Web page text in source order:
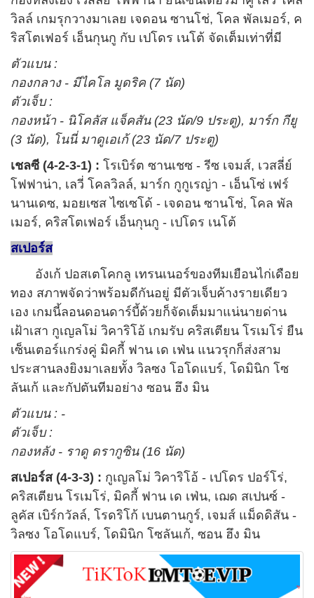
วิลล์ เกมรุกวางมาเลย เจดอน ซานโช่, โคล พัลเมอร์, ค
ริสโตเฟอร์ เอ็นกุนกู กับ เปโดร เนโต้ จัดเต็มเท่าที่มี
ตัวแบน :
กองกลาง - มีไคโล มูดริค (7 นัด)
ตัวเจ็บ :
กองหน้า - นิโคลัส แจ็คสัน (23 นัด/9 ประตู), มาร์ก กียู
(3 นัด), โนนี่ มาดูเอเก้ (23 นัด/7 ประตู)
เชลซี (4-2-3-1) : โรเบิร์ต ซานเชซ - รีซ เจมส์, เวสลี่ย์
โฟฟาน่า, เลวี่ โคลวิลล์, มาร์ก กูกูเรญ่า - เอ็นโซ่ เฟร์
นานเดซ, มอยเซส ไซเซโด้ - เจดอน ซานโช่, โคล พัล
เมอร์, คริสโตเฟอร์ เอ็นกุนกู - เปโดร เนโต้
สเปอร์ส
อังเก้ ปอสเตโคกลู เทรนเนอร์ของทีมเยือนไก่เดือย
ทอง สภาพจัดว่าพร้อมดีกันอยู่ มีตัวเจ็บค้างรายเดียว
เอง เกมนี้ลอนดอนดาร์บี้ด้วยก็จัดเต็มมาแน่นายด่าน
เฝ้าเสา กูเญลโม่ วิคาริโอ้ เกมรับ คริสเตียน โรเมโร่ ยืน
เซ็นเตอร์แกร่งคู่ มิคกี้ ฟาน เด เฟ่น แนวรุกก็ส่งสาม
ประสานลงยิงมาเลยทั้ง วิลซง โอโดแบร์, โดมินิก โซ
ลันเก้ และกัปตันทีมอย่าง ซอน ฮึง มิน
ตัวแบน : -
ตัวเจ็บ :
กองหลัง - ราดู ดรากูซิน (16 นัด)
สเปอร์ส (4-3-3) : กูเญลโม่ วิคาริโอ้ - เปโดร ปอร์โร่,
คริสเตียน โรเมโร่, มิคกี้ ฟาน เด เฟ่น, เฌด สเปนซ์ -
ลูคัส เบิร์กวัลล์, โรดริโก้ เบนตานกูร์, เจมส์ แม็ดดิสัน -
วิลซง โอโดแบร์, โดมินิก โซลันเก้, ซอน ฮึง มิน